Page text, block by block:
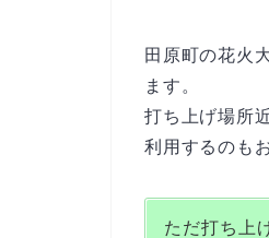
田原町の花火
ます。
打ち上げ場所
利用するのも
ただ打ち上